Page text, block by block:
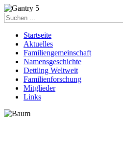
Startseite
Aktuelles
Familiengemeinschaft
Namensgeschichte
Dettling Weltweit
Familienforschung
Mitglieder
Links